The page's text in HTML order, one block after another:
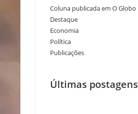
Coluna publicada em O Globo
Destaque
Economia
Política
Publicações
Últimas postagens